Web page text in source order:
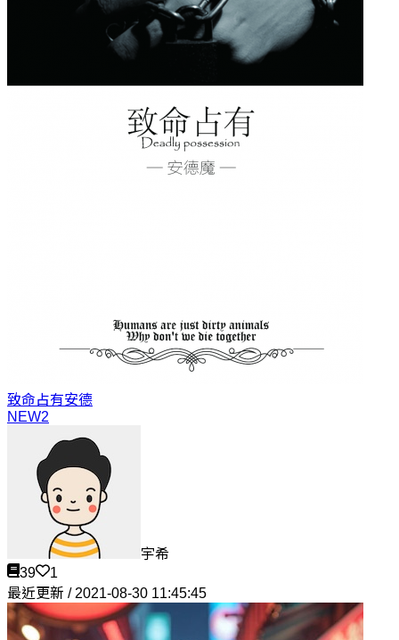
致命占有安德
NEW2
宇希
39
1
最近更新 / 2021-08-30 11:45:45